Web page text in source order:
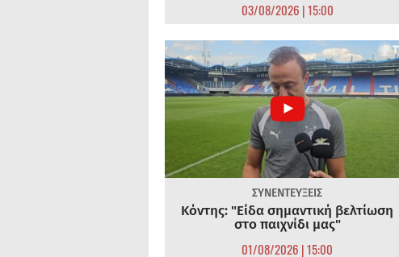
03/08/2026 | 15:00
ΣΥΝΕΝΤΕΥΞΕΙΣ
Κόντης: "Είδα σημαντική βελτίωση
στο παιχνίδι μας"
01/08/2026 | 15:00